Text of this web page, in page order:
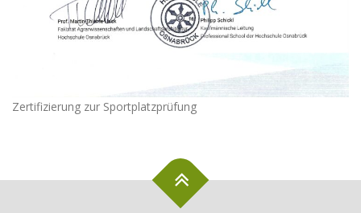
Zertifizierung zur Sportplatzprüfung